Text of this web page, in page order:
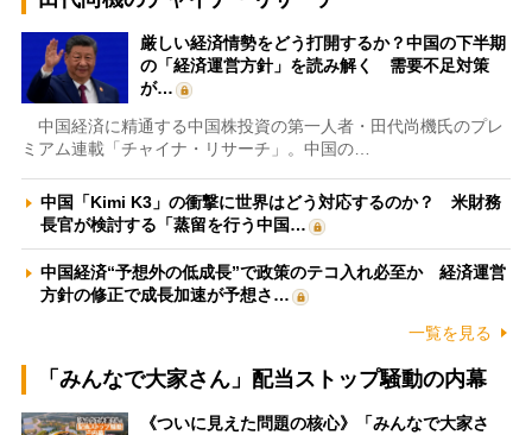
厳しい経済情勢をどう打開するか？中国の下半期
の「経済運営方針」を読み解く 需要不足対策
が…
中国経済に精通する中国株投資の第一人者・田代尚機氏のプレ
ミアム連載「チャイナ・リサーチ」。中国の…
中国「Kimi K3」の衝撃に世界はどう対応するのか？ 米財務
長官が検討する「蒸留を行う中国…
中国経済“予想外の低成長”で政策のテコ入れ必至か 経済運営
方針の修正で成長加速が予想さ…
一覧を見る
「みんなで大家さん」配当ストップ騒動の内幕
《ついに見えた問題の核心》「みんなで大家さ